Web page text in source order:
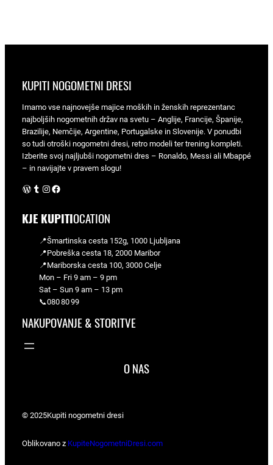
KUPITI NOGOMETNI DRESI
Imamo vse najnovejše majice moških in ženskih reprezentanc
najboljših nogometnih držav na svetu – Anglije, Francije, Španije,
Brazilije, Nemčije, Argentine, Portugalske in Slovenije. V ponudbi
so tudi otroški nogometni dresi, retro modeli ter trening kompleti.
Izberite svoj najljubši nogometni dres – Ronaldo, Messi ali Mbappé
– in navijajte v pravem slogu!
WordPress Instagram Facebook
KJE KUPITIOCATION
📍Šmartinska cesta 152g, 1000 Ljubljana
📍Pobreška cesta 18, 2000 Maribor
📍Mariborska cesta 100, 3000 Celje
Mon – Fri 9 am – 9 pm
Sat – Sun 9 am – 13 pm
📞080 80 99
NAKUPOVANJE & STORITVE
O NAS
© 2025Kupiti nogometni dresi
Oblikovano z KupiteNogometniDresi.com